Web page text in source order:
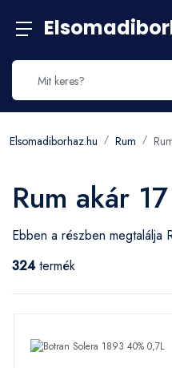
Elsomadiborhaz.hu Rum
Rum akár
Ebben a részben megtalálja
324termék